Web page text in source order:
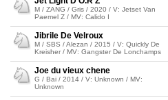
M / ZANG / Gris / 2020 / V: Jetset Van
Paemel Z / MV: Calido I
Jibrile De Velroux
M / SBS / Alezan / 2015 / V: Quickly De
Kreisher / MV: Gangster De Lonchamps
Joe du vieux chene
G / Bai / 2014 / V: Unknown / MV:
Unknown